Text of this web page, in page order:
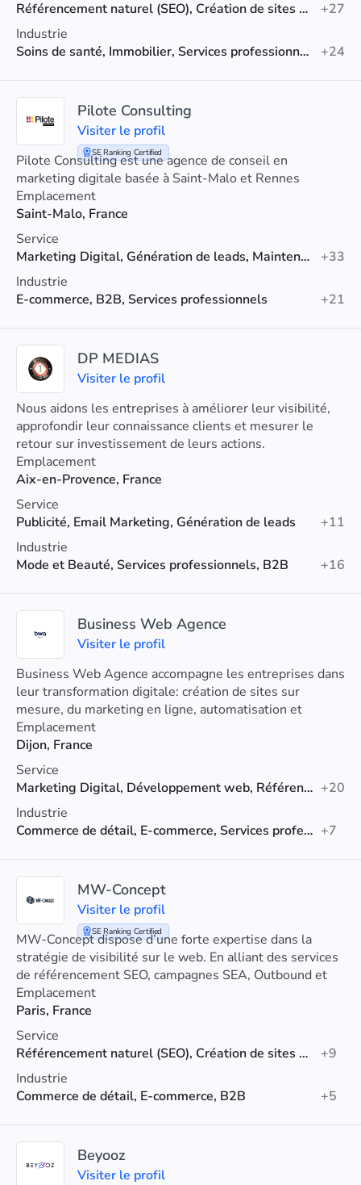
Référencement naturel (SEO), Création de sites web, SEO IA
+27
Industrie
Soins de santé, Immobilier, Services professionnels
+24
SE Ranking Certified
Pilote Consulting
Visiter le profil
Pilote Consulting est une agence de conseil en
marketing digitale basée à Saint-Malo et Rennes
Emplacement
Saint-Malo, France
Service
Marketing Digital, Génération de leads, Maintenance du site
+33
Industrie
E-commerce, B2B, Services professionnels
+21
DP MEDIAS
Visiter le profil
Nous aidons les entreprises à améliorer leur visibilité,
approfondir leur connaissance clients et mesurer le
retour sur investissement de leurs actions.
Emplacement
Aix-en-Provence, France
Service
Publicité, Email Marketing, Génération de leads
+11
Industrie
Mode et Beauté, Services professionnels, B2B
+16
Business Web Agence
Visiter le profil
Business Web Agence accompagne les entreprises dans
leur transformation digitale: création de sites sur
mesure, du marketing en ligne, automatisation et
intégration de l'IA dans leur processus métier.
Emplacement
Dijon, France
Service
Marketing Digital, Développement web, Référencement naturel (SEO) +20
Industrie
Commerce de détail, E-commerce, Services professionnels +7
SE Ranking Certified
MW-Concept
Visiter le profil
MW-Concept dispose d’une forte expertise dans la
stratégie de visibilité sur le web. En alliant des services
de référencement SEO, campagnes SEA, Outbound et
Inbound Marketing
Emplacement
Paris, France
Service
Référencement naturel (SEO), Création de sites web, Référencement Shopify
+9
Industrie
Commerce de détail, E-commerce, B2B
+5
Beyooz
Visiter le profil